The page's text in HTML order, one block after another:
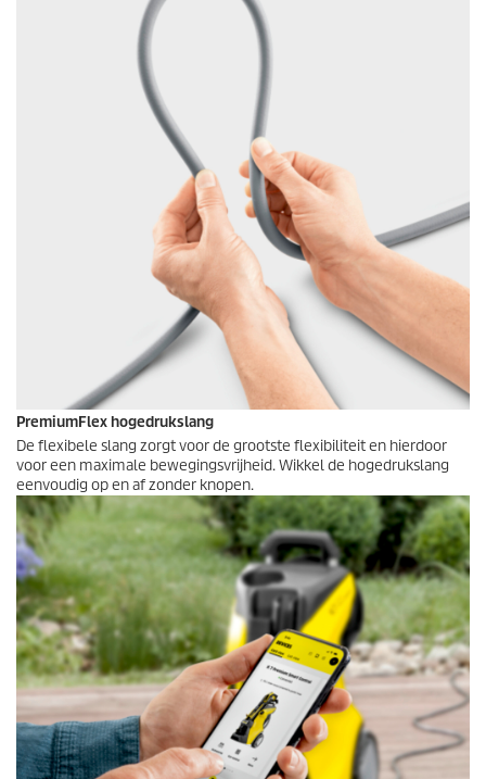
PremiumFlexhogedrukslang
De flexibele slang zorgt voor de grootste flexibiliteit en hierdoor
voor een maximale bewegingsvrijheid. Wikkel de hogedrukslang
eenvoudig op en af zonder knopen.